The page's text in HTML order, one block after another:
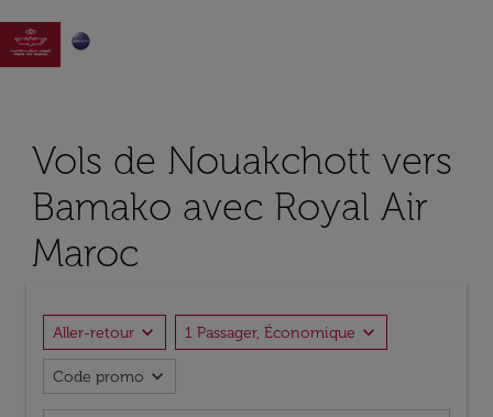

Vols de Nouakchott vers
Bamako avec Royal Air
Maroc
Aller-retour expand_more 1 Passager, Économique expand_more
Code promo expand_more